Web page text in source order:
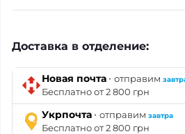
Доставка в отделение:
Новая почта · отправим
Бесплатно от 2 800 грн
Укрпочта · отправим завтра
Бесплатно от 2 800 грн